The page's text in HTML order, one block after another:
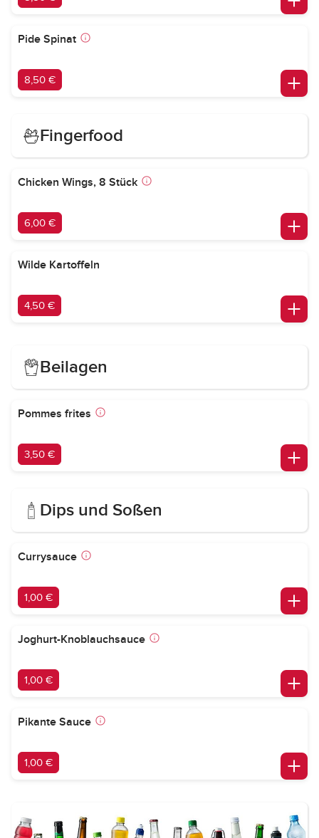
Pide Spinat
8,50 €
Fingerfood
Chicken Wings, 8 Stück
6,00 €
Wilde Kartoffeln
4,50 €
Beilagen
Pommes frites
3,50 €
Dips und Soßen
Currysauce
1,00 €
Joghurt-Knoblauchsauce
1,00 €
Pikante Sauce
1,00 €